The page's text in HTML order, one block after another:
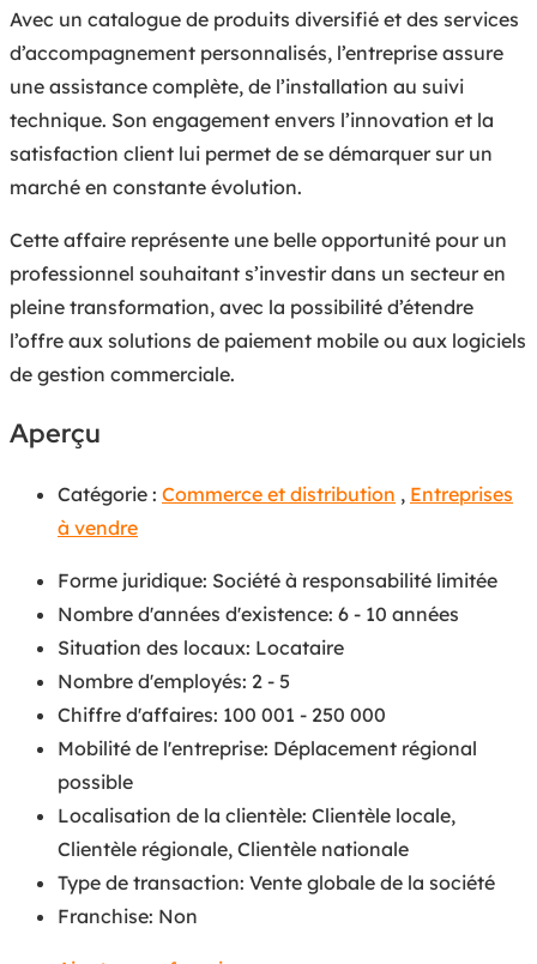
Avec un catalogue de produits diversifié et des services
d’accompagnement personnalisés, l’entreprise assure
une assistance complète, de l’installation au suivi
technique. Son engagement envers l’innovation et la
satisfaction client lui permet de se démarquer sur un
marché en constante évolution.
Cette affaire représente une belle opportunité pour un
professionnel souhaitant s’investir dans un secteur en
pleine transformation, avec la possibilité d’étendre
l’offre aux solutions de paiement mobile ou aux logiciels
de gestion commerciale.
Aperçu
Catégorie : Commerce et distribution , Entreprises
à vendre
Forme juridique: Société à responsabilité limitée
Nombre d'années d'existence: 6 - 10 années
Situation des locaux: Locataire
Nombre d'employés: 2 - 5
Chiffre d'affaires: 100 001 - 250 000
Mobilité de l'entreprise: Déplacement régional
possible
Localisation de la clientèle: Clientèle locale,
Clientèle régionale, Clientèle nationale
Type de transaction: Vente globale de la société
Franchise: Non